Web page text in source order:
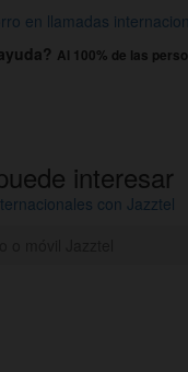
en llamadas
Al 100% de las
interesar
con Jazztel